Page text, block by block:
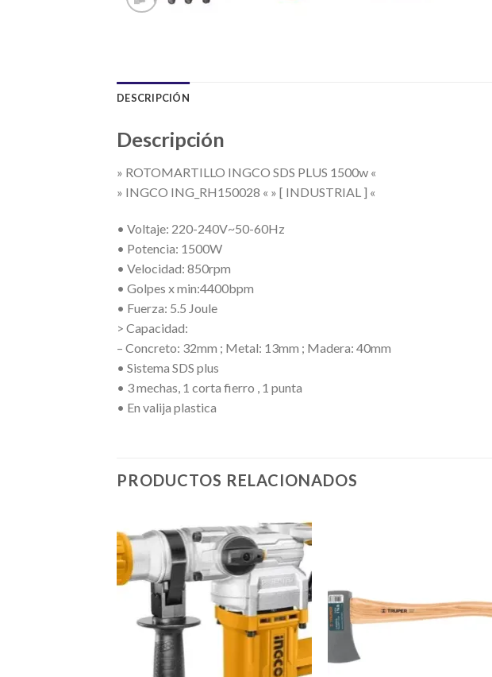
DESCRIPCIÓN
Descripción
» ROTOMARTILLO INGCO SDS PLUS 1500w «
» INGCO ING_RH150028 « » [ INDUSTRIAL ] «
• Voltaje: 220-240V~50-60Hz
• Potencia: 1500W
• Velocidad: 850rpm
• Golpes x min:4400bpm
• Fuerza: 5.5 Joule
> Capacidad:
– Concreto: 32mm ; Metal: 13mm ; Madera: 40mm
• Sistema SDS plus
• 3 mechas, 1 corta fierro , 1 punta
• En valija plastica
PRODUCTOS RELACIONADOS
Añadir
a la
deseos